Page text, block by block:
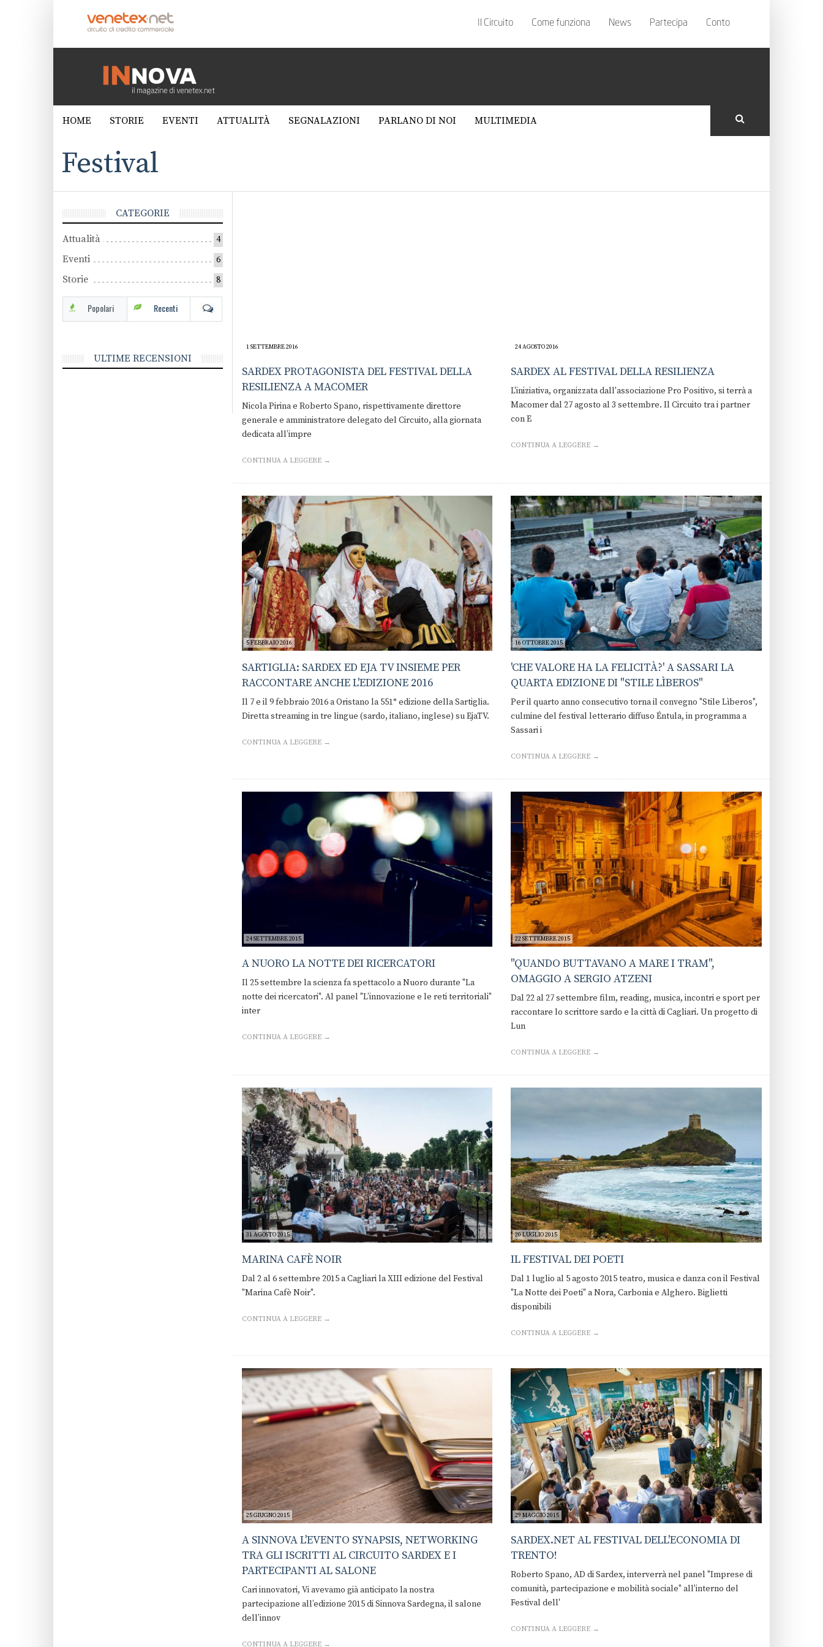
Il Circuito Come funziona News Partecipa Conto
HOME STORIE EVENTI ATTUALITÀ SEGNALAZIONI PARLANO DI NOI MULTIMEDIA
Festival
1 SETTEMBRE 2016
SARDEX PROTAGONISTA DEL FESTIVAL DELLA
RESILIENZA A MACOMER
Nicola Pirina e Roberto Spano, rispettivamente direttore
generale e amministratore delegato del Circuito, alla giornata
dedicata all’impre
CONTINUA A LEGGERE →
24 AGOSTO 2016
SARDEX AL FESTIVAL DELLA RESILIENZA
L'iniziativa, organizzata dall'associazione Pro Positivo, si terrà a
Macomer dal 27 agosto al 3 settembre. Il Circuito tra i partner
con E
CONTINUA A LEGGERE →
5 FEBBRAIO 2016
SARTIGLIA: SARDEX ED EJA TV INSIEME PER
RACCONTARE ANCHE L'EDIZIONE 2016
Il 7 e il 9 febbraio 2016 a Oristano la 551° edizione della Sartiglia.
Diretta streaming in tre lingue (sardo, italiano, inglese) su EjaTV.
CONTINUA A LEGGERE →
16 OTTOBRE 2015
'CHE VALORE HA LA FELICITÀ?' A SASSARI LA
QUARTA EDIZIONE DI "STILE LÌBEROS"
Per il quarto anno consecutivo torna il convegno "Stile Lìberos",
culmine del festival letterario diffuso Éntula, in programma a
Sassari i
CONTINUA A LEGGERE →
24 SETTEMBRE 2015
A NUORO LA NOTTE DEI RICERCATORI
Il 25 settembre la scienza fa spettacolo a Nuoro durante "La
notte dei ricercatori". Al panel "L’innovazione e le reti territoriali"
inter
CONTINUA A LEGGERE →
22 SETTEMBRE 2015
"QUANDO BUTTAVANO A MARE I TRAM",
OMAGGIO A SERGIO ATZENI
Dal 22 al 27 settembre film, reading, musica, incontri e sport per
raccontare lo scrittore sardo e la città di Cagliari. Un progetto di
Lun
CONTINUA A LEGGERE →
31 AGOSTO 2015
MARINA CAFÈ NOIR
Dal 2 al 6 settembre 2015 a Cagliari la XIII edizione del Festival
"Marina Cafè Noir".
CONTINUA A LEGGERE →
20 LUGLIO 2015
IL FESTIVAL DEI POETI
Dal 1 luglio al 5 agosto 2015 teatro, musica e danza con il Festival
"La Notte dei Poeti" a Nora, Carbonia e Alghero. Biglietti
disponibili
CONTINUA A LEGGERE →
25 GIUGNO 2015
A SINNOVA L'EVENTO SYNAPSIS, NETWORKING
TRA GLI ISCRITTI AL CIRCUITO SARDEX E I
PARTECIPANTI AL SALONE
Cari innovatori, Vi avevamo già anticipato la nostra
partecipazione all’edizione 2015 di Sinnova Sardegna, il salone
dell’innov
CONTINUA A LEGGERE →
29 MAGGIO 2015
SARDEX.NET AL FESTIVAL DELL'ECONOMIA DI
TRENTO!
Roberto Spano, AD di Sardex, interverrà nel panel "Imprese di
comunità, partecipazione e mobilità sociale" all'interno del
Festival dell'
CONTINUA A LEGGERE →
CATEGORIE
Attualità 4
Eventi 6
Storie 8
Popolari Recenti
ULTIME RECENSIONI